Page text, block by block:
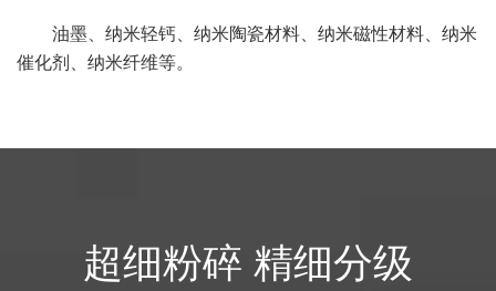
油墨、纳米轻钙、纳米陶瓷材料、纳米磁性材料、纳米
催化剂、纳米纤维等。
超细粉碎 精细分级